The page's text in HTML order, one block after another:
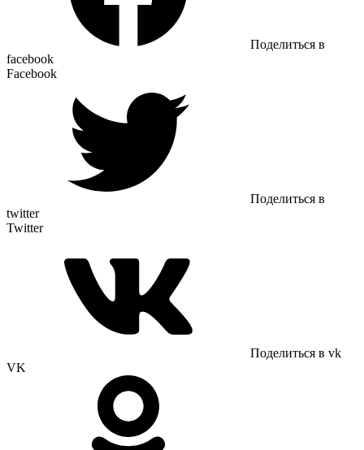
Поделиться в
facebook
Facebook
Поделиться в
twitter
Twitter
Поделиться в vk
VK